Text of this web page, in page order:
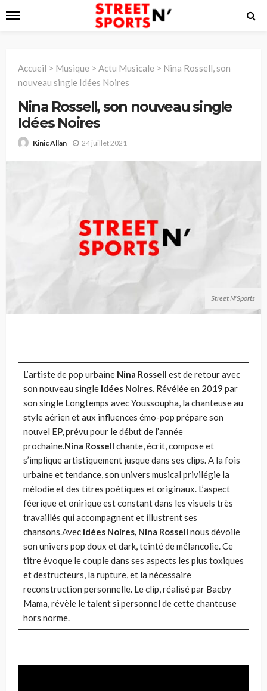
Accueil > Musique > Actu Musicale > Nina Rossell, son
nouveau single Idées Noires
Nina Rossell, son nouveau single
Idées Noires
Kinic Allan 24 juillet 2021
Street N'Sports
L’artiste de pop urbaine Nina Rossell est de retour avec
son nouveau single Idées Noires. Révélée en 2019 par
son single Longtemps avec Youssoupha, la chanteuse au
style aérien et aux influences émo-pop prépare son
nouvel EP, prévu pour le début de l’année
prochaine. Nina Rossell chante, écrit, compose et
s’implique artistiquement jusque dans ses clips. A la fois
urbaine et tendance, son univers musical privilégie la
mélodie et des titres poétiques et originaux. L’aspect
féerique et onirique est constant dans les visuels très
travaillés qui accompagnent et illustrent ses
chansons.Avec Idées Noires, Nina Rossell nous dévoile
son univers pop doux et dark, teinté de mélancolie. Ce
titre évoque le couple dans ses aspects les plus toxiques
et destructeurs, la rupture, et la nécessaire
reconstruction personnelle. Le clip, réalisé par Baeby
Mama, révèle le talent si personnel de cette chanteuse
hors norme.